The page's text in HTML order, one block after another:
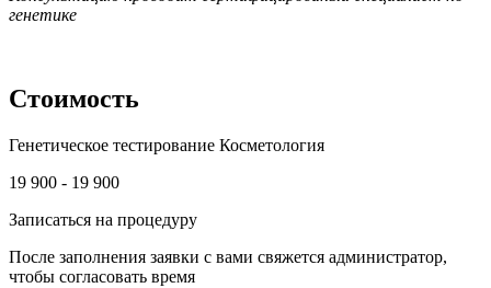
генетике
Стоимость
Генетическое тестирование Косметология
19 900 - 19 900
Записаться на процедуру
После заполнения заявки с вами свяжется администратор,
чтобы согласовать время